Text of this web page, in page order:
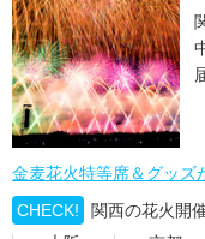
金麦花火特等席＆グッズ
CHECK!
関西の花火開